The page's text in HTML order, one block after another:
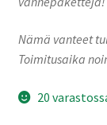
Nämä vanteet
Toimitusaika
20